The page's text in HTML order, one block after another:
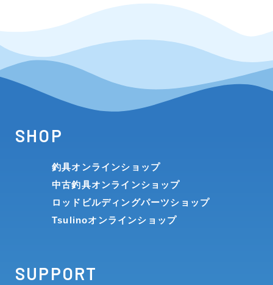
SHOP
釣具オンラインショップ
中古釣具オンラインショップ
ロッドビルディングパーツショップ
Tsulinoオンラインショップ
SUPPORT